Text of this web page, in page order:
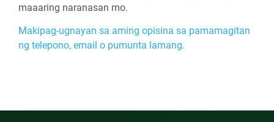
maaaring naranasan mo.
Makipag-ugnayan sa aming opisina sa pamamagitan
ng telepono, email o pumunta lamang.